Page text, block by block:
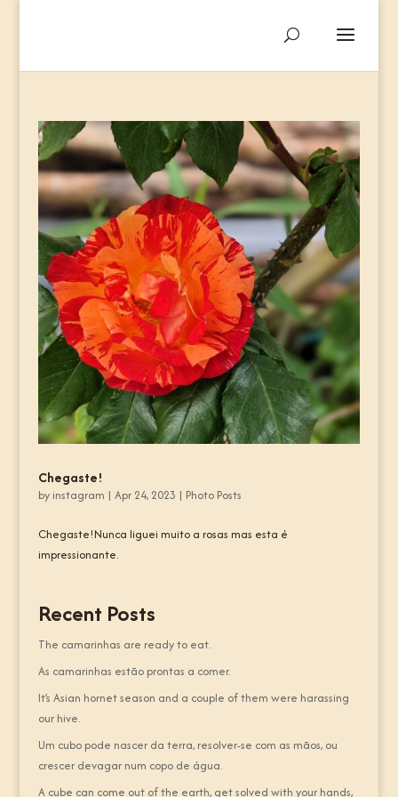
Chegaste!
by instagram | Apr 24, 2023 | Photo Posts
Chegaste!Nunca liguei muito a rosas mas esta é
impressionante.
Recent Posts
The camarinhas are ready to eat.
As camarinhas estão prontas a comer.
It’s Asian hornet season and a couple of them were harassing
our hive.
Um cubo pode nascer da terra, resolver-se com as mãos, ou
crescer devagar num copo de água.
A cube can come out of the earth, get solved with your hands,